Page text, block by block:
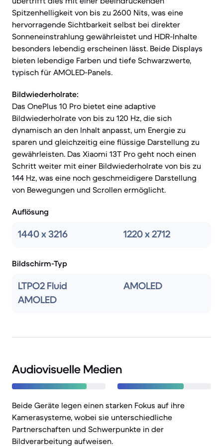
Spitzenhelligkeit von bis zu 2600 Nits, was eine
hervorragende Sichtbarkeit selbst bei direkter
Sonneneinstrahlung gewährleistet und HDR-Inhalte
besonders lebendig erscheinen lässt. Beide Displays
bieten lebendige Farben und tiefe Schwarzwerte,
typisch für AMOLED-Panels.
Bildwiederholrate:
Das OnePlus 10 Pro bietet eine adaptive
Bildwiederholrate von bis zu 120 Hz, die sich
dynamisch an den Inhalt anpasst, um Energie zu
sparen und gleichzeitig eine flüssige Darstellung zu
gewährleisten. Das Xiaomi 13T Pro geht noch einen
Schritt weiter mit einer Bildwiederholrate von bis zu
144 Hz, was eine noch geschmeidigere Darstellung
von Bewegungen und Scrollen ermöglicht.
Auflösung
1440 x 3216 1220 x 2712
Bildschirm-Typ
LTPO2 Fluid
AMOLED
AMOLED
Audiovisuelle Medien
Beide Geräte legen einen starken Fokus auf ihre
Kamerasysteme, wobei sie unterschiedliche
Partnerschaften und Schwerpunkte in der
Bildverarbeitung aufweisen.